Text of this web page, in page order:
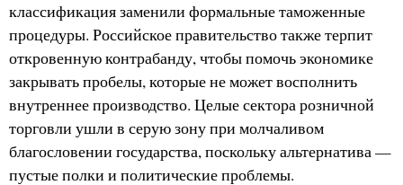
классификация заменили формальные таможенные
процедуры. Российское правительство также терпит
откровенную контрабанду, чтобы помочь экономике
закрывать пробелы, которые не может восполнить
внутреннее производство. Целые сектора розничной
торговли ушли в серую зону при молчаливом
благословении государства, поскольку альтернатива —
пустые полки и политические проблемы.